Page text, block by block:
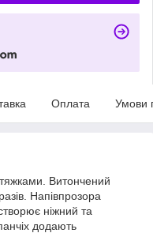
Оплата Умови
Витончений
Напівпрозора
ніжний та
додають